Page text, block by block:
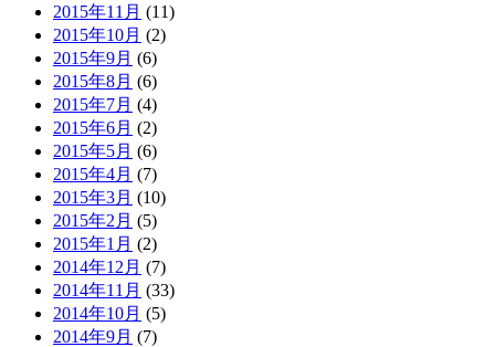
2015年11月 (11)
2015年10月 (2)
2015年9月 (6)
2015年8月 (6)
2015年7月 (4)
2015年6月 (2)
2015年5月 (6)
2015年4月 (7)
2015年3月 (10)
2015年2月 (5)
2015年1月 (2)
2014年12月 (7)
2014年11月 (33)
2014年10月 (5)
2014年9月 (7)